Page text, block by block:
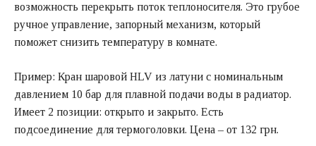
возможность перекрыть поток теплоносителя. Это грубое
ручное управление, запорный механизм, который
поможет снизить температуру в комнате.
Пример: Кран шаровой HLV из латуни с номинальным
давлением 10 бар для плавной подачи воды в радиатор.
Имеет 2 позиции: открыто и закрыто. Есть
подсоединение для термоголовки. Цена – от 132 грн.